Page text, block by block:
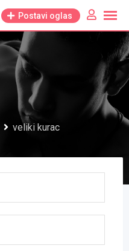
Postavi oglas
veliki kurac